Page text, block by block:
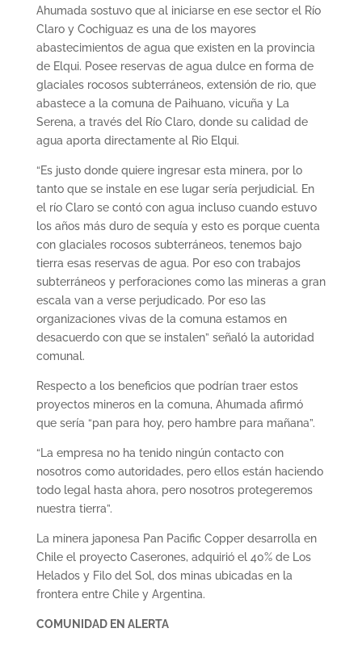
Ahumada sostuvo que al iniciarse en ese sector el Río
Claro y Cochiguaz es una de los mayores
abastecimientos de agua que existen en la provincia
de Elqui. Posee reservas de agua dulce en forma de
glaciales rocosos subterráneos, extensión de rio, que
abastece a la comuna de Paihuano, vicuña y La
Serena, a través del Río Claro, donde su calidad de
agua aporta directamente al Rio Elqui.
“Es justo donde quiere ingresar esta minera, por lo
tanto que se instale en ese lugar sería perjudicial. En
el río Claro se contó con agua incluso cuando estuvo
los años más duro de sequía y esto es porque cuenta
con glaciales rocosos subterráneos, tenemos bajo
tierra esas reservas de agua. Por eso con trabajos
subterráneos y perforaciones como las mineras a gran
escala van a verse perjudicado. Por eso las
organizaciones vivas de la comuna estamos en
desacuerdo con que se instalen” señaló la autoridad
comunal.
Respecto a los beneficios que podrían traer estos
proyectos mineros en la comuna, Ahumada afirmó
que sería “pan para hoy, pero hambre para mañana”.
“La empresa no ha tenido ningún contacto con
nosotros como autoridades, pero ellos están haciendo
todo legal hasta ahora, pero nosotros protegeremos
nuestra tierra”.
La minera japonesa Pan Pacific Copper desarrolla en
Chile el proyecto Caserones, adquirió el 40% de Los
Helados y Filo del Sol, dos minas ubicadas en la
frontera entre Chile y Argentina.
COMUNIDAD EN ALERTA